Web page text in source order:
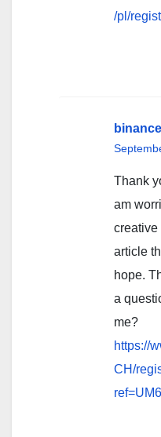
/pl/
binance
Thank
am
creative
article
hope.
a
me?
https://
CH/